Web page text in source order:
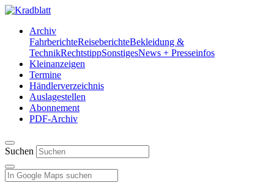
Archiv
FahrberichteReiseberichteBekleidung &
TechnikRechtstippSonstigesNews + Presseinfos
Kleinanzeigen
Termine
Händlerverzeichnis
Auslagestellen
Abonnement
PDF-Archiv
Suchen